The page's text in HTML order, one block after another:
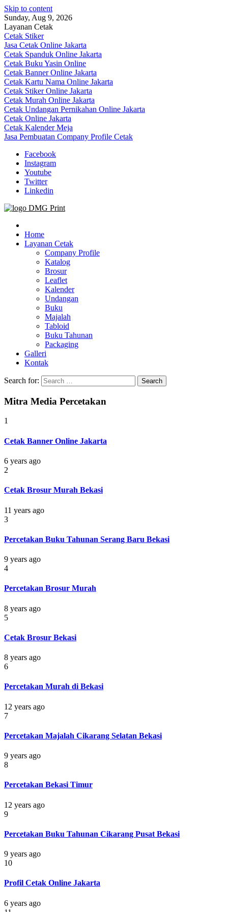
Skip to content
Sunday, Aug 9, 2026
Layanan Cetak
Cetak Stiker
Jasa Cetak Online Jakarta
Cetak Spanduk Online Jakarta
Cetak Buku Yasin Online
Cetak Banner Online Jakarta
Cetak Kartu Nama Online Jakarta
Cetak Stiker Online Jakarta
Cetak Murah Online Jakarta
Cetak Undangan Pernikahan Online Jakarta
Cetak Online Jakarta
Cetak Kalender Meja
Jasa Pembuatan Company Profile Cetak
Facebook
Instagram
Youtube
Twitter
Linkedin
Jasa Cetak Online DMG Printing
Home
Layanan Cetak
Company Profile
Katalog
Brosur
Leaflet
Kalender
Undangan
Buku
Majalah
Tabloid
Buku Tahunan
Packaging
Galleri
Kontak
Search for:
Mitra Media Percetakan
1
Cetak Banner Online Jakarta
6 years ago
2
Cetak Brosur Murah Bekasi
11 years ago
3
Percetakan Buku Tahunan Serang Baru Bekasi
9 years ago
4
Percetakan Brosur Murah
8 years ago
5
Cetak Brosur Bekasi
8 years ago
6
Percetakan Murah di Bekasi
12 years ago
7
Percetakan Majalah Cikarang Selatan Bekasi
9 years ago
8
Percetakan Bekasi Timur
12 years ago
9
Percetakan Buku Tahunan Cikarang Pusat Bekasi
9 years ago
10
Profil Cetak Online Jakarta
6 years ago